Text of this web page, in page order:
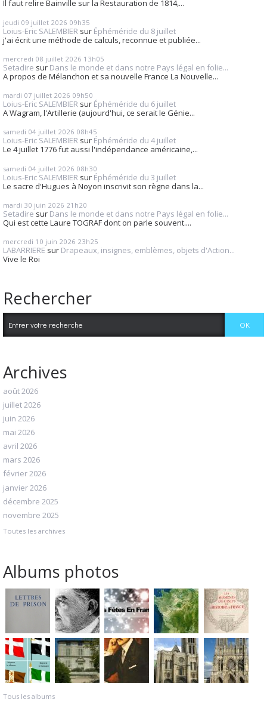
Il faut relire Bainville sur la Restauration de 1814,...
jeudi 09 juillet 2026 09h35
Loius-Eric SALEMBIER sur Éphéméride du 8 juillet
j'ai écrit une méthode de calculs, reconnue et publiée...
mercredi 08 juillet 2026 13h05
Setadire sur Dans le monde et dans notre Pays légal en folie...
A propos de Mélanchon et sa nouvelle France La Nouvelle...
mardi 07 juillet 2026 09h50
Loius-Eric SALEMBIER sur Éphéméride du 6 juillet
A Wagram, l'Artillerie (aujourd'hui, ce serait le Génie...
samedi 04 juillet 2026 08h45
Loius-Eric SALEMBIER sur Éphéméride du 4 juillet
Le 4 juillet 1776 fut aussi l'indépendance américaine,...
samedi 04 juillet 2026 08h30
Loius-Eric SALEMBIER sur Éphéméride du 3 juillet
Le sacre d'Hugues à Noyon inscrivit son règne dans la...
mardi 30 juin 2026 21h20
Setadire sur Dans le monde et dans notre Pays légal en folie...
Qui est cette Laure TOGRAF dont on parle souvent....
mercredi 10 juin 2026 23h25
LABARRIERE sur Drapeaux, insignes, emblèmes, objets d'Action...
Vive le Roi
Rechercher
Archives
août 2026
juillet 2026
juin 2026
mai 2026
avril 2026
mars 2026
février 2026
janvier 2026
décembre 2025
novembre 2025
Toutes les archives
Albums photos
Tous les albums